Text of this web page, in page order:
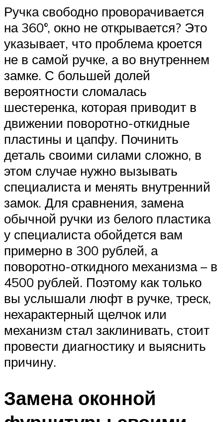
Ручка свободно проворачивается
на 360°, окно не открывается? Это
указывает, что проблема кроется
не в самой ручке, а во внутреннем
замке. С большей долей
вероятности сломалась
шестеренка, которая приводит в
движении поворотно-откидные
пластины и цапфу. Починить
деталь своими силами сложно, в
этом случае нужно вызывать
специалиста и менять внутренний
замок. Для сравнения, замена
обычной ручки из белого пластика
у специалиста обойдется вам
примерно в 300 рублей, а
поворотно-откидного механизма – в
4500 рублей. Поэтому как только
вы услышали люфт в ручке, треск,
нехарактерный щелчок или
механизм стал заклинивать, стоит
провести диагностику и выяснить
причину.
Замена оконной